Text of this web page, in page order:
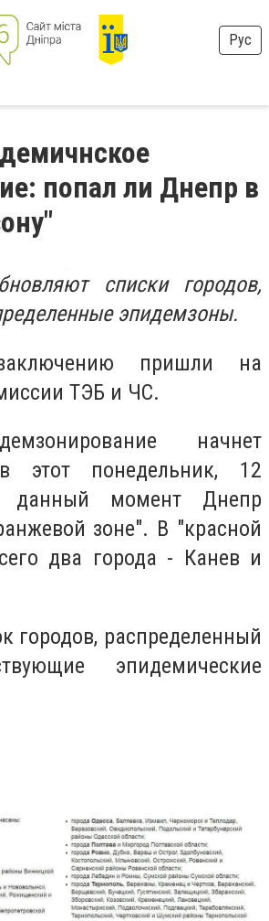
Рус
попал ли Днепр в
списки городов,
эпидемзоны.
пришли на
ТЭБ и ЧС.
начнет
этот понедельник, 12
данный момент Днепр
зоне". В "красной
два города - Канев и
городов, распределенный
эпидемические